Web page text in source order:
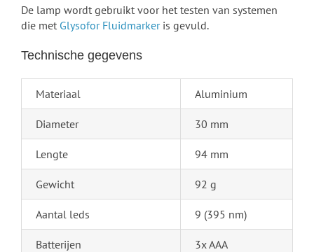
De lamp wordt gebruikt voor het testen van systemen
die met Glysofor Fluidmarkeris gevuld.
Technische gegevens
Materiaal Aluminium
Diameter 30 mm
Lengte 94 mm
Gewicht 92 g
Aantal leds 9 (395 nm)
Batterijen 3x AAA